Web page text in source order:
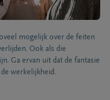
mogelijk over de feiten
Ook als die
Ga ervan uit dat de fantasie
werkelijkheid.